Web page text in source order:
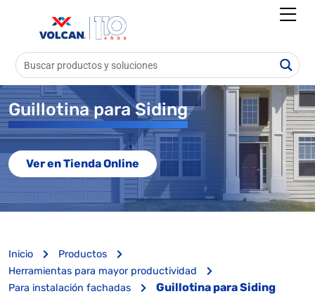
Guillotina para Siding
Ver en Tienda Online
Inicio
Productos
Herramientas para mayor productividad
Para instalación fachadas
Guillotina para Siding